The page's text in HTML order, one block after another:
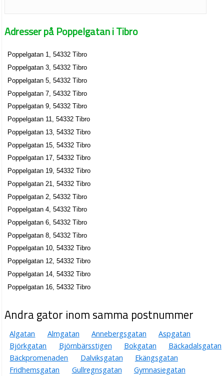
Adresser på Poppelgatan i Tibro
Poppelgatan 1, 54332 Tibro
Poppelgatan 3, 54332 Tibro
Poppelgatan 5, 54332 Tibro
Poppelgatan 7, 54332 Tibro
Poppelgatan 9, 54332 Tibro
Poppelgatan 11, 54332 Tibro
Poppelgatan 13, 54332 Tibro
Poppelgatan 15, 54332 Tibro
Poppelgatan 17, 54332 Tibro
Poppelgatan 19, 54332 Tibro
Poppelgatan 21, 54332 Tibro
Poppelgatan 2, 54332 Tibro
Poppelgatan 4, 54332 Tibro
Poppelgatan 6, 54332 Tibro
Poppelgatan 8, 54332 Tibro
Poppelgatan 10, 54332 Tibro
Poppelgatan 12, 54332 Tibro
Poppelgatan 14, 54332 Tibro
Poppelgatan 16, 54332 Tibro
Andra gator inom samma postnummer
Algatan Almgatan Annebergsgatan
Aspgatan
Björkgatan
Björnbärsstigen Bokgatan
Bäckadalsgatan
Bäckpromenaden
Dalviksgatan
Ekängsgatan
Fridhemsgatan
Gullregnsgatan
Gymnasiegatan